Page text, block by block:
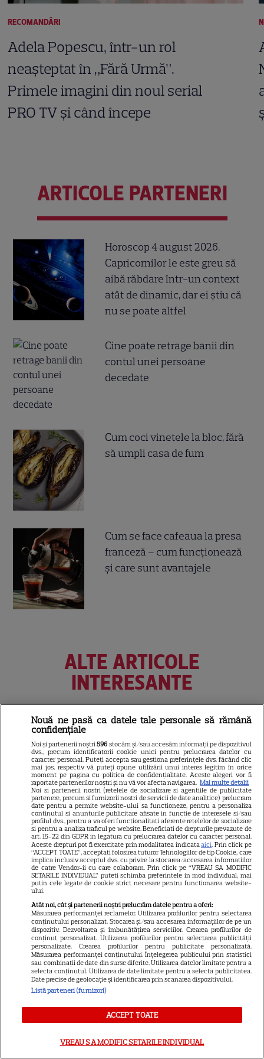
RECOMANDĂRI
Adela Popescu, într-un rol
neașteptat în „Fără Urmă”.
Primele imagini din noul serial
PRO TV și când începe
ARTICOLE PARTENERI
Horoscop 4 august 2026.
Capricornilor le este greu să
aibă răbdare într-un context
atât de dinamic, dar ei știu că
nu se poate altfel
Cine poate retrage banii din
contul unei persoane
decedate
Cum coci vinetele la bloc, fără
să umpli casa de fum
Cum se face cafeaua la presa
franceză – cum funcționează
și care sunt avantajele
ALTE ARTICOLE
INTERESANTE
6
Premierele Prime Video din
august 2026: „Reacher”
sezonul 4, „Sterling Point” și
noi filme de neratat
17
DISNEY PLUS
Premiere Disney+ august
2026: „Camp Rock 3”,
„Futurama” și trilogia
platformă
DISNEY PLUS
Premiere de neratat pe Netflix,
Disney+ și SkyShowtime în
august: seriale noi, filme de
CINEMA
Nouă ne pasă ca datele tale personale să rămână
confidențiale
Noi și partenerii noștri596 stocăm și/sau accesăm informații pe dispozitivul
dvs., precum identificatorii cookie unici pentru prelucrarea datelor cu
caracter personal. Puteți accepta sau gestiona preferințele dvs. făcând clic
mai jos, respectiv vă puteți opune utilizării unui interes legitim în orice
moment pe pagina cu politica de confidențialitate. Aceste alegeri vor fi
raportate partenerilor noștri și nu vă vor afecta navigarea. Mai multe detalii
Noi si partenerii nostri (retelele de socializare si agentiile de publicitate
partenere, precum si furnizorii nostri de servicii de date analitice) prelucram
date pentru a permite website-ului sa functioneze, pentru a personaliza
continutul si anunturile publicitare afisate in functie de interesele si/sau
profilul dvs., pentru a va oferi functionalitati aferente retelelor de socializare
si pentru a analiza traficul pe website. Beneficiati de drepturile prevazute de
art. 15-22 din GDPR in legatura cu prelucrarea datelor cu caracter personal.
Aceste drepturi pot fi exercitate prin modalitatea indicataaici. Prin click pe
“ACCEPT TOATE”, acceptati folosirea tuturor Tehnologiilor de tip Cookie, care
implica inclusiv acceptul dvs. cu privire la stocarea/accesarea informatiilor
de catre Vendor-ii cu care colaboram. Prin click pe “VREAU SA MODIFIC
SETARILE INDIVIDUAL” puteti schimba preferintele in mod individual, mai
putin cele legate de cookie strict necesare pentru functionarea website-
ului.
Atât noi, cât și partenerii noștri prelucrăm datele pentru a oferi:
Măsurarea performanței reclamelor. Utilizarea profilurilor pentru selectarea
conținutului personalizat. Stocarea și/sau accesarea informațiilor de pe un
dispozitiv. Dezvoltarea și îmbunătățirea serviciilor. Crearea profilurilor de
conținut personalizat. Utilizarea profilurilor pentru selectarea publicității
personalizate. Crearea profilurilor pentru publicitate personalizată.
Măsurarea performanței conținutului. Înțelegerea publicului prin statistici
sau combinații de date din surse diferite. Utilizarea datelor limitate pentru a
selecta conținutul. Utilizarea de date limitate pentru a selecta publicitatea.
Date precise de geolocație și identificarea prin scanarea dispozitivului.
Listă parteneri (furnizori)
ACCEPT TOATE
VREAU SA MODIFIC SETARILE INDIVIDUAL